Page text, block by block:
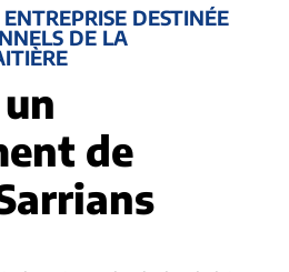
DESTINÉE
DE LA
de